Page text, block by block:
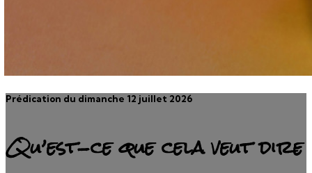
Prédication du dimanche 12 juillet 2026
Qu’est-ce que cela veut dire